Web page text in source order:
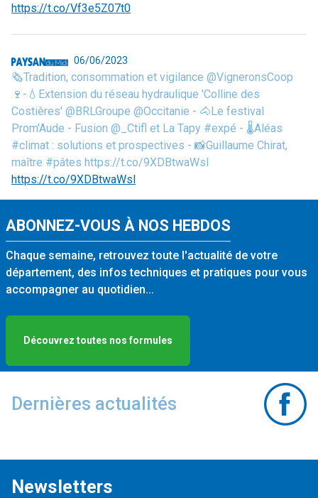
https://t.co/Vf3e5Z07t0
06/06/2023
🗞️Tradition, consommation et vigilance @VigneronsCoop
🍷-💧Extension du réseau hydraulique 'Colline des
Costières' @BRLGroupe @Occitanie - 🐴Le festival
Prom'Aude - Fusion @_Ctifl et La Tapy #expé - 🌡️Aléas
#climat : solutions et prospectives - 📸Guillaume Chirat,
maître #pâtes https://t.co/9XDBtwaWsl
https://t.co/9XDBtwaWsl
ABONNEZ-VOUS À NOS HEBDOS
Chaque semaine, retrouvez toute l'actualité de votre
département, des infos techniques et pratiques pour vous
accompagner au quotidien...
Découvrez toutes nos formules
Dernières actualités
Newsletters